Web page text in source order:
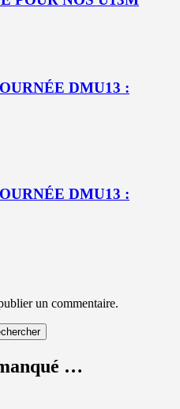
DMU13 :
DMU13 :
un commentaire.
…